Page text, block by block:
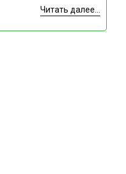
Читать далее...